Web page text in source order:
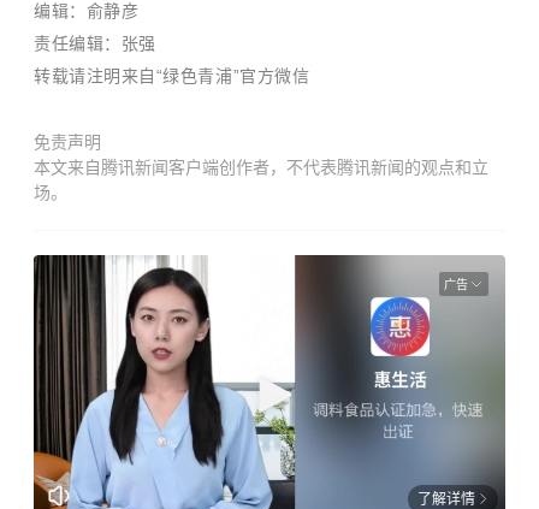
编辑：俞静彦
责任编辑：张强
转载请注明来自“绿色青浦”官方微信
免责声明
本文来自腾讯新闻客户端创作者，不代表腾讯新闻的观点和立
场。
广告
了解详情